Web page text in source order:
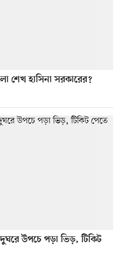
শেখ হাসিনা সরকারের?
উপচে পড়া ভিড়, টিকিট